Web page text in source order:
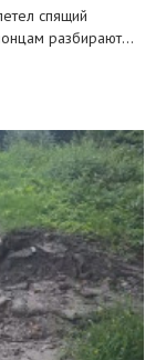
спящий
разбирают…